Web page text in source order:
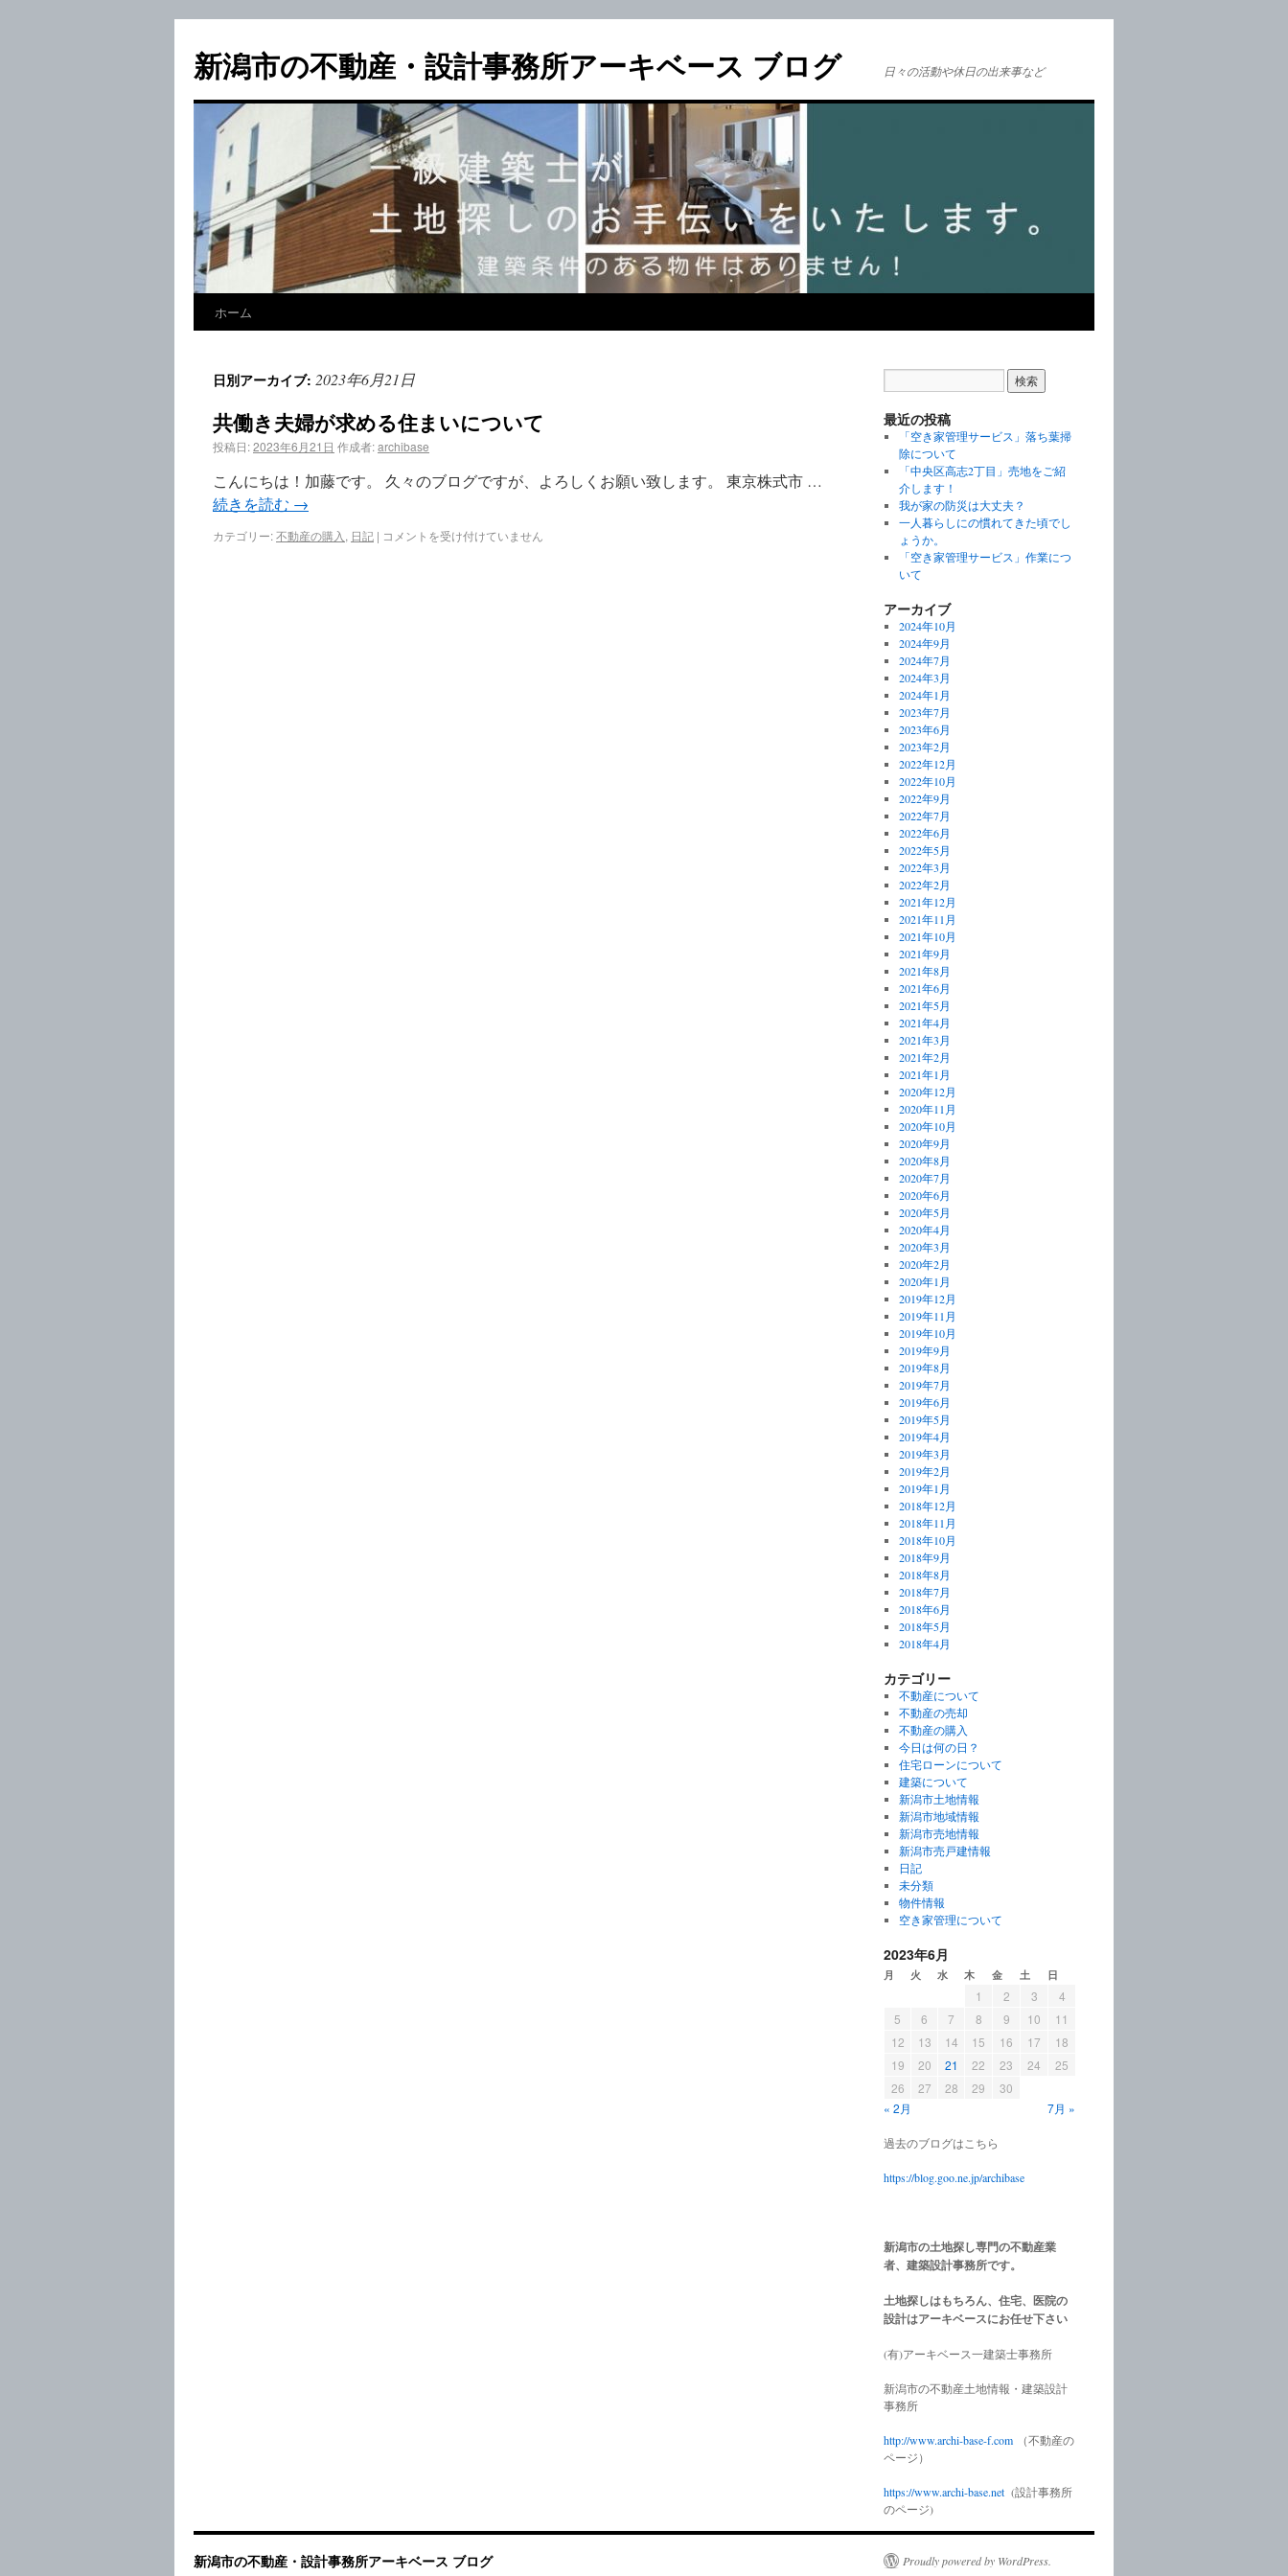
新潟市の不動産・設計事務所アーキベース ブログ 日々の活動や休日の出来事など
ホーム
日別アーカイブ: 2023年6月21日
共働き夫婦が求める住まいについて
投稿日:2023年6月21日 作成者:archibase
こんにちは！加藤です。 久々のブログですが、よろしくお願い致します。 東京株式市 …
続きを読む →
カテゴリー:不動産の購入 , 日記 | コメントを受け付けていません
最近の投稿
「空き家管理サービス」落ち葉掃
除について
「中央区高志2丁目」売地をご紹
介します！
我が家の防災は大丈夫？
一人暮らしにの慣れてきた頃でし
ょうか。
「空き家管理サービス」作業につ
いて
アーカイブ
2024年10月
2024年9月
2024年7月
2024年3月
2024年1月
2023年7月
2023年6月
2023年2月
2022年12月
2022年10月
2022年9月
2022年7月
2022年6月
2022年5月
2022年3月
2022年2月
2021年12月
2021年11月
2021年10月
2021年9月
2021年8月
2021年6月
2021年5月
2021年4月
2021年3月
2021年2月
2021年1月
2020年12月
2020年11月
2020年10月
2020年9月
2020年8月
2020年7月
2020年6月
2020年5月
2020年4月
2020年3月
2020年2月
2020年1月
2019年12月
2019年11月
2019年10月
2019年9月
2019年8月
2019年7月
2019年6月
2019年5月
2019年4月
2019年3月
2019年2月
2019年1月
2018年12月
2018年11月
2018年10月
2018年9月
2018年8月
2018年7月
2018年6月
2018年5月
2018年4月
カテゴリー
不動産について
不動産の売却
不動産の購入
今日は何の日？
住宅ローンについて
建築について
新潟市土地情報
新潟市地域情報
新潟市売地情報
新潟市売戸建情報
日記
未分類
物件情報
空き家管理について
2023年6月
月 火 水 木 金 土 日
« 2月 7月 »
1 2 3
4
5
6 7 8 9 10
11
12
13 14 15 16 17
18
19
20 21 22 23 24
25
26
27 28 29 30
過去のブログはこちら
https://blog.goo.ne.jp/archibase
新潟市の土地探し専門の不動産業
者、建築設計事務所です。
土地探しはもちろん、住宅、医院の
設計はアーキベースにお任せ下さい
(有)アーキベース一建築士事務所
新潟市の不動産土地情報・建築設計
事務所
http://www.archi-base-f.com
（不動産の
ページ）
https://www.archi-base.net (設計事務所
のページ)
新潟市の不動産・設計事務所アーキベース ブログ Proudly powered by WordPress.